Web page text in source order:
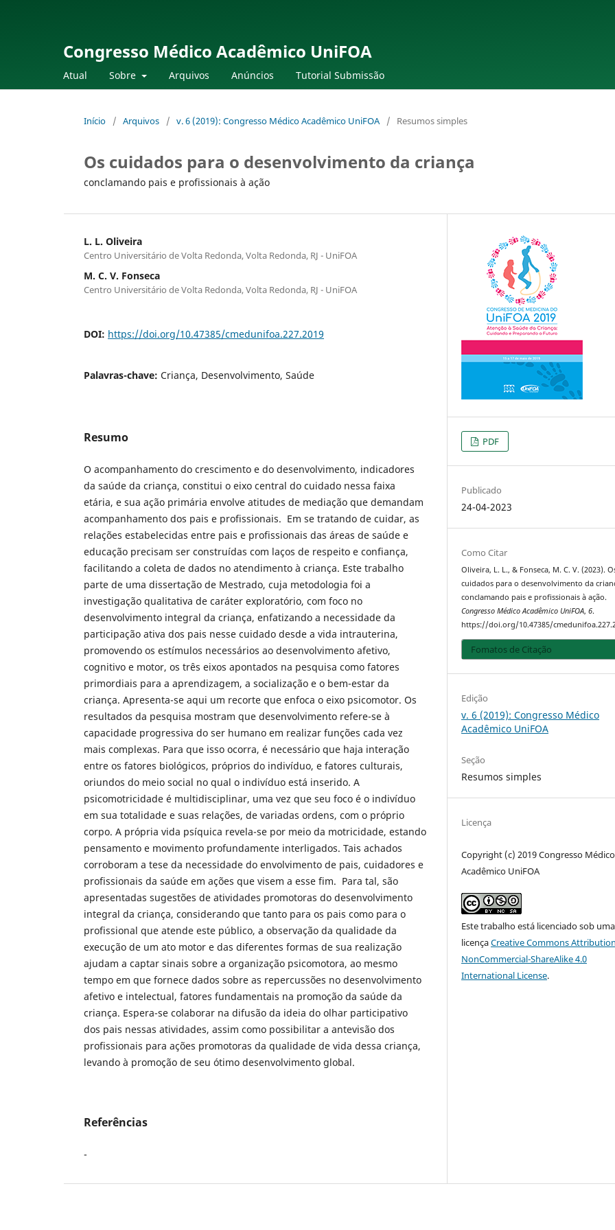
Congresso Médico Acadêmico UniFOA
Atual Sobre Arquivos Anúncios Tutorial Submissão
Início / Arquivos / v. 6 (2019): Congresso Médico Acadêmico UniFOA / Resumos simples
Os cuidados para o desenvolvimento da criança
conclamando pais e profissionais à ação
L. L. Oliveira
Centro Universitário de Volta Redonda, Volta Redonda, RJ - UniFOA
M. C. V. Fonseca
Centro Universitário de Volta Redonda, Volta Redonda, RJ - UniFOA
DOI: https://doi.org/10.47385/cmedunifoa.227.2019
Palavras-chave: Criança, Desenvolvimento, Saúde
Resumo
O acompanhamento do crescimento e do desenvolvimento, indicadores
da saúde da criança, constitui o eixo central do cuidado nessa faixa
etária, e sua ação primária envolve atitudes de mediação que demandam
acompanhamento dos pais e profissionais. Em se tratando de cuidar, as
relações estabelecidas entre pais e profissionais das áreas de saúde e
educação precisam ser construídas com laços de respeito e confiança,
facilitando a coleta de dados no atendimento à criança. Este trabalho
parte de uma dissertação de Mestrado, cuja metodologia foi a
investigação qualitativa de caráter exploratório, com foco no
desenvolvimento integral da criança, enfatizando a necessidade da
participação ativa dos pais nesse cuidado desde a vida intrauterina,
promovendo os estímulos necessários ao desenvolvimento afetivo,
cognitivo e motor, os três eixos apontados na pesquisa como fatores
primordiais para a aprendizagem, a socialização e o bem-estar da
criança. Apresenta-se aqui um recorte que enfoca o eixo psicomotor. Os
resultados da pesquisa mostram que desenvolvimento refere-se à
capacidade progressiva do ser humano em realizar funções cada vez
mais complexas. Para que isso ocorra, é necessário que haja interação
entre os fatores biológicos, próprios do indivíduo, e fatores culturais,
oriundos do meio social no qual o indivíduo está inserido. A
psicomotricidade é multidisciplinar, uma vez que seu foco é o indivíduo
em sua totalidade e suas relações, de variadas ordens, com o próprio
corpo. A própria vida psíquica revela-se por meio da motricidade, estando
pensamento e movimento profundamente interligados. Tais achados
corroboram a tese da necessidade do envolvimento de pais, cuidadores e
profissionais da saúde em ações que visem a esse fim. Para tal, são
apresentadas sugestões de atividades promotoras do desenvolvimento
integral da criança, considerando que tanto para os pais como para o
profissional que atende este público, a observação da qualidade da
execução de um ato motor e das diferentes formas de sua realização
ajudam a captar sinais sobre a organização psicomotora, ao mesmo
tempo em que fornece dados sobre as repercussões no desenvolvimento
afetivo e intelectual, fatores fundamentais na promoção da saúde da
criança. Espera-se colaborar na difusão da ideia do olhar participativo
dos pais nessas atividades, assim como possibilitar a antevisão dos
profissionais para ações promotoras da qualidade de vida dessa criança,
levando à promoção de seu ótimo desenvolvimento global.
Referências
-
PDF
Publicado
24-04-2023
Como Citar
Oliveira, L. L., & Fonseca, M. C. V. (2023).
cuidados para o desenvolvimento da
conclamando pais e profissionais à ação.
Congresso Médico Acadêmico UniFOA,6.
https://doi.org/10.47385/
Fomatos de Citação
Edição
v. 6 (2019): Congresso Médico
Acadêmico UniFOA
Seção
Resumos simples
Licença
Copyright (c) 2019 Congresso Médico
Acadêmico UniFOA
Este trabalho está licenciado sob uma
licençaCreative Commons
NonCommercial-ShareAlike 4.0
International License.